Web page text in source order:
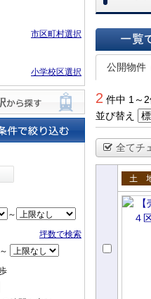
市区町村選択
小学校区選択
探す
り込む
～
坪数で検索
～
一覧で表示
公開物件
2 件中 1～
並び替え
全てチ
売土地